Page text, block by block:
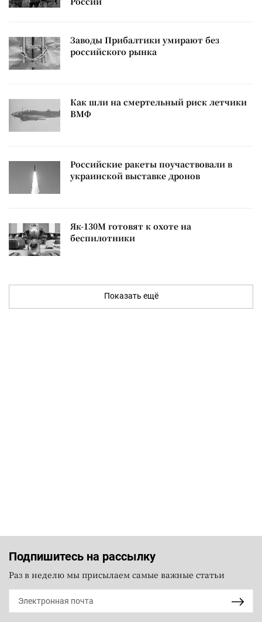
Заводы Прибалтики умирают без
российского рынка
Как шли на смертельный риск летчики
ВМФ
Российские ракеты поучаствовали в
украинской выставке дронов
Як-130М готовят к охоте на
беспилотники
Показать ещё
Подпишитесь на рассылку
Раз в неделю мы присылаем самые важные статьи